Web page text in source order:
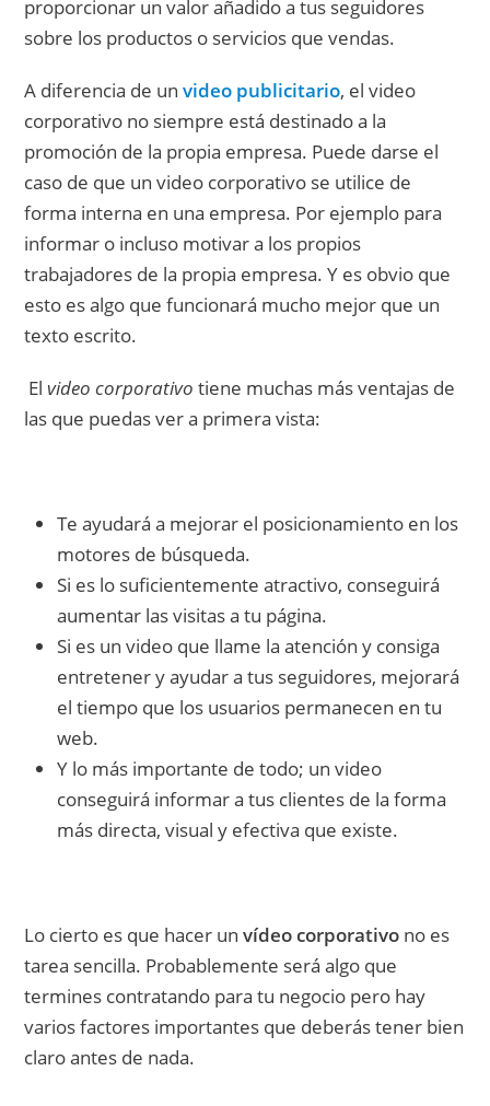
proporcionar un valor añadido a tus seguidores
sobre los productos o servicios que vendas.
A diferencia de unvideo publicitario, el video
corporativo no siempre está destinado a la
promoción de la propia empresa. Puede darse el
caso de que un video corporativo se utilice de
forma interna en una empresa. Por ejemplo para
informar o incluso motivar a los propios
trabajadores de la propia empresa. Y es obvio que
esto es algo que funcionará mucho mejor que un
texto escrito.
Elvideo corporativo tiene muchas más ventajas de
las que puedas ver a primera vista:
Te ayudará a mejorar el posicionamiento en los
motores de búsqueda.
Si es lo suficientemente atractivo, conseguirá
aumentar las visitas a tu página.
Si es un video que llame la atención y consiga
entretener y ayudar a tus seguidores, mejorará
el tiempo que los usuarios permanecen en tu
web.
Y lo más importante de todo; un video
conseguirá informar a tus clientes de la forma
más directa, visual y efectiva que existe.
Lo cierto es que hacer unvídeo corporativo no es
tarea sencilla. Probablemente será algo que
termines contratando para tu negocio pero hay
varios factores importantes que deberás tener bien
claro antes de nada.